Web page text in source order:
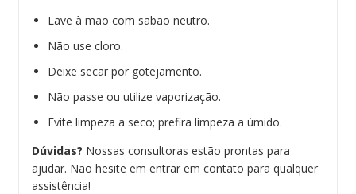
Lave à mão com sabão neutro.
Não use cloro.
Deixe secar por gotejamento.
Não passe ou utilize vaporização.
Evite limpeza a seco; prefira limpeza a úmido.
Dúvidas? Nossas consultoras estão prontas para
ajudar. Não hesite em entrar em contato para qualquer
assistência!